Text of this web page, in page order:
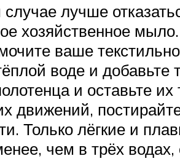
лучше
хозяйственное
ваше
воде и добавьте
и оставьте
движений,
Только лёгкие и
чем в трёх